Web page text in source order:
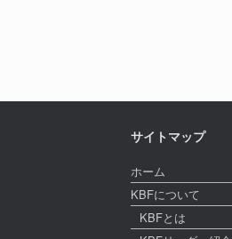
サイトマップ
ホーム
KBFについて
KBFとは